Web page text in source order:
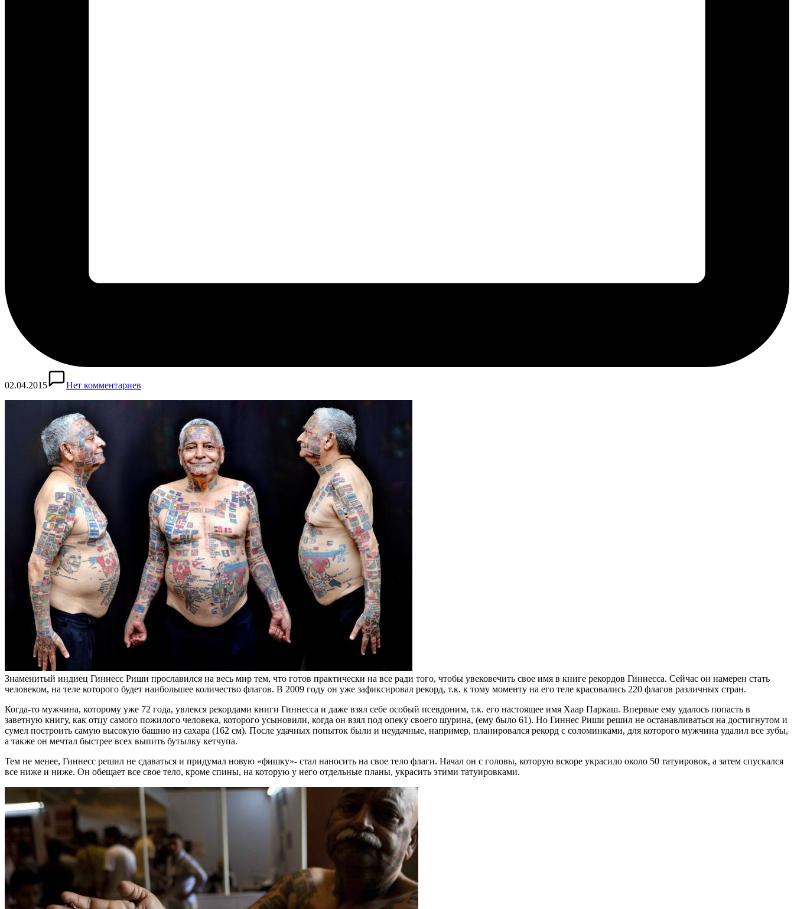
02.04.2015 Нет комментариев
Знаменитый индиец Гиннесс Риши прославился на весь мир тем, что готов практически на все ради того, чтобы увековечить свое имя в книге рекордов Гиннесса. Сейчас он намерен стать
человеком, на теле которого будет наибольшее количество флагов. В 2009 году он уже зафиксировал рекорд, т.к. к тому моменту на его теле красовались 220 флагов различных стран.
Когда-то мужчина, которому уже 72 года, увлекся рекордами книги Гиннесса и даже взял себе особый псевдоним, т.к. его настоящее имя Хаар Паркаш. Впервые ему удалось попасть в
заветную книгу, как отцу самого пожилого человека, которого усыновили, когда он взял под опеку своего шурина, (ему было 61). Но Гиннес Риши решил не останавливаться на достигнутом и
сумел построить самую высокую башню из сахара (162 см). После удачных попыток были и неудачные, например, планировался рекорд с соломинками, для которого мужчина удалил все зубы,
а также он мечтал быстрее всех выпить бутылку кетчупа.
Тем не менее, Гиннесс решил не сдаваться и придумал новую «фишку»- стал наносить на свое тело флаги. Начал он с головы, которую вскоре украсило около 50 татуировок, а затем спускался
все ниже и ниже. Он обещает все свое тело, кроме спины, на которую у него отдельные планы, украсить этими татуировками.